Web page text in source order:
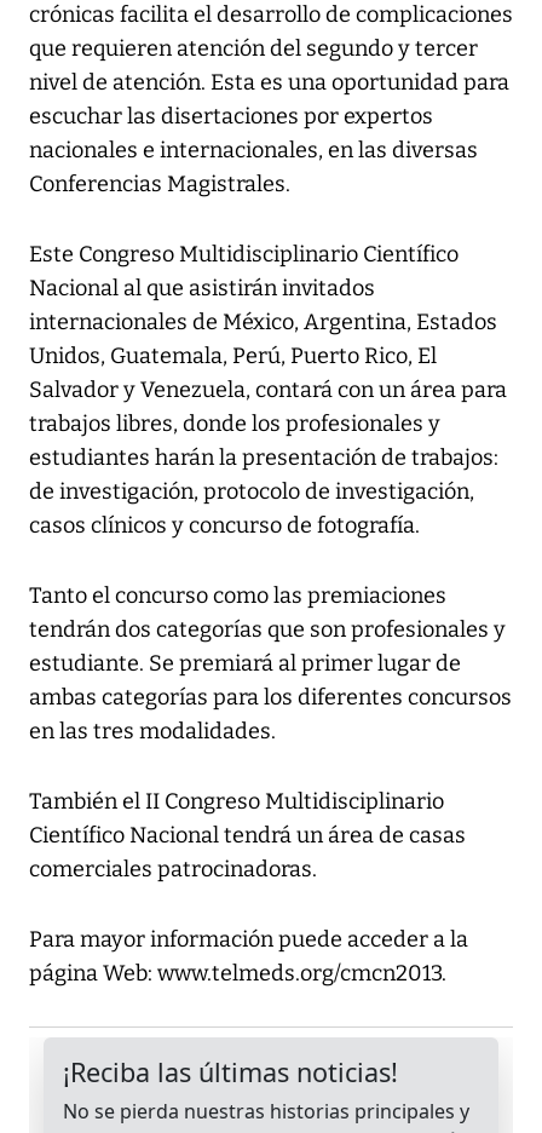
crónicas facilita el desarrollo de complicaciones
que requieren atención del segundo y tercer
nivel de atención. Esta es una oportunidad para
escuchar las disertaciones por expertos
nacionales e internacionales, en las diversas
Conferencias Magistrales.
Este Congreso Multidisciplinario Científico
Nacional al que asistirán invitados
internacionales de México, Argentina, Estados
Unidos, Guatemala, Perú, Puerto Rico, El
Salvador y Venezuela, contará con un área para
trabajos libres, donde los profesionales y
estudiantes harán la presentación de trabajos:
de investigación, protocolo de investigación,
casos clínicos y concurso de fotografía.
Tanto el concurso como las premiaciones
tendrán dos categorías que son profesionales y
estudiante. Se premiará al primer lugar de
ambas categorías para los diferentes concursos
en las tres modalidades.
También el II Congreso Multidisciplinario
Científico Nacional tendrá un área de casas
comerciales patrocinadoras.
Para mayor información puede acceder a la
página Web: www.telmeds.org/cmcn2013.